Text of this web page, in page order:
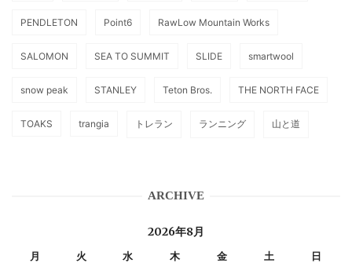
PENDLETON Point6 RawLow Mountain Works
SALOMON SEA TO SUMMIT SLIDE smartwool
snow peak STANLEY Teton Bros. THE NORTH FACE
TOAKS trangia トレラン ランニング 山と道
ARCHIVE
2026年8月
月 火 水 木 金 土 日